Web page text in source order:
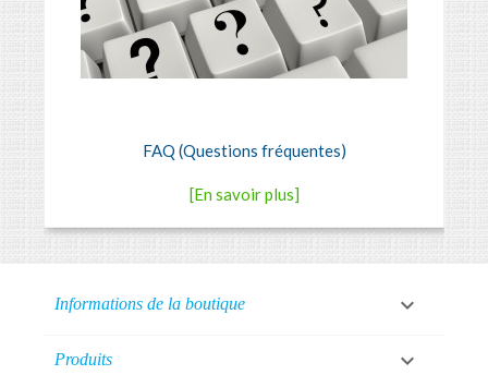
FAQ (Questions fréquentes)
[En savoir plus]
Informations de la boutique 
Produits 